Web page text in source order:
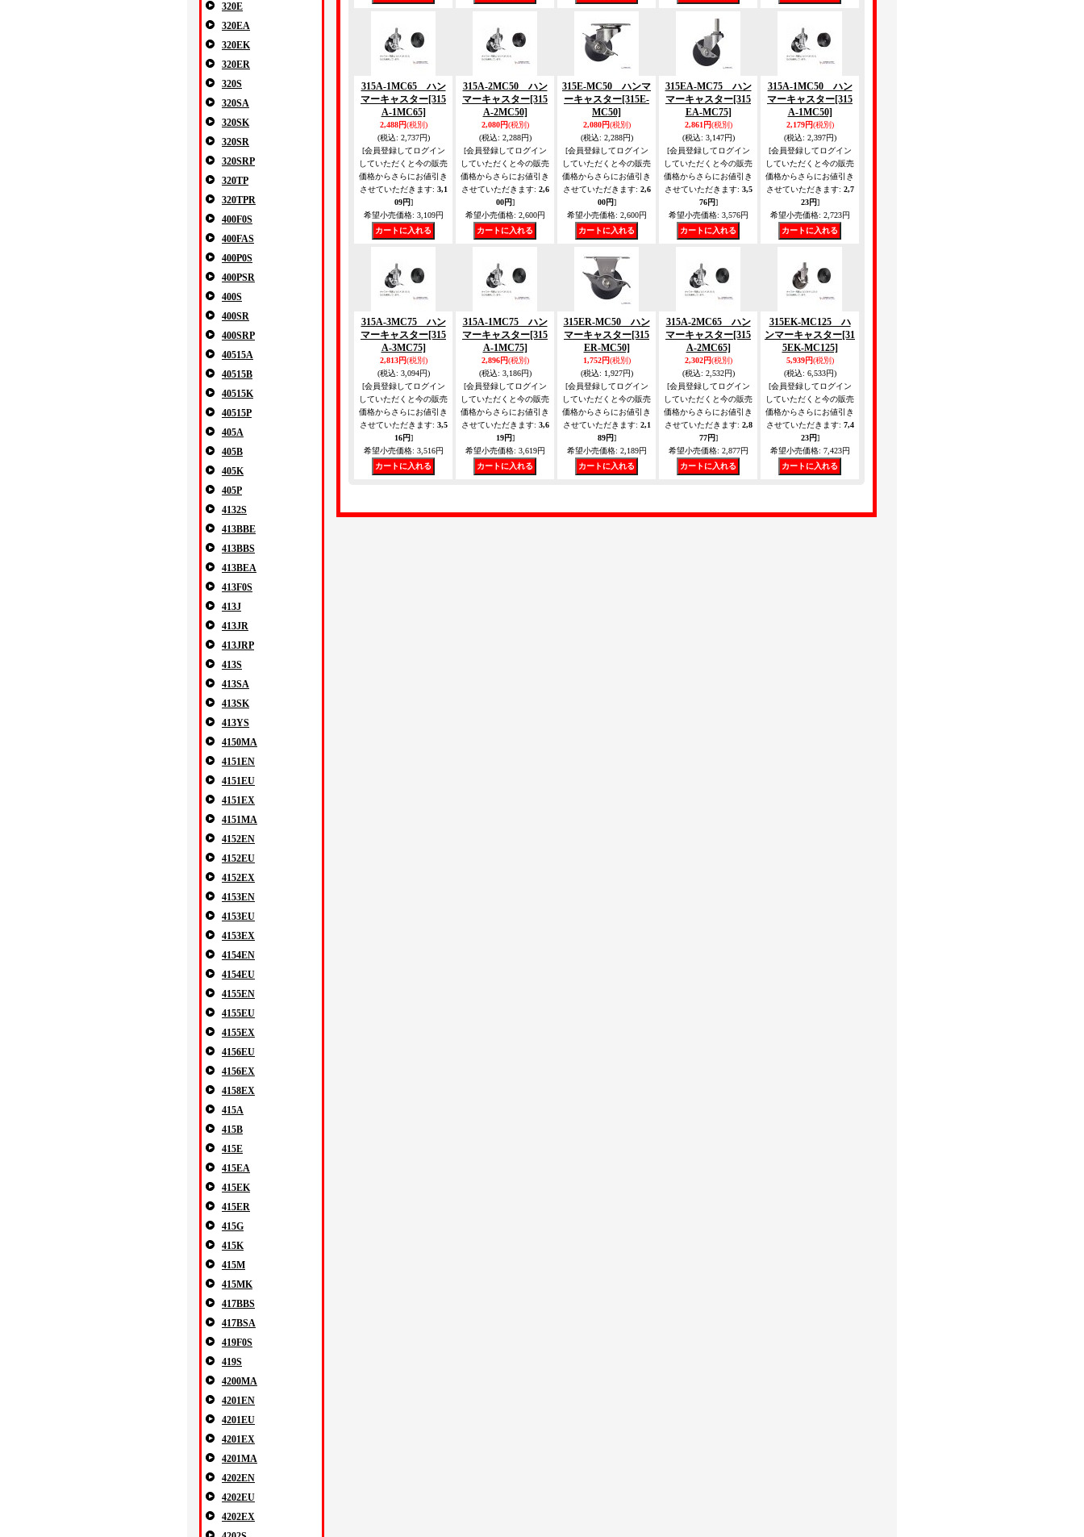
320E
320EA
320EK
320ER
320S
320SA
320SK
320SR
320SRP
320TP
320TPR
400F0S
400FAS
400P0S
400PSR
400S
400SR
400SRP
40515A
40515B
40515K
40515P
405A
405B
405K
405P
4132S
413BBE
413BBS
413BEA
413F0S
413J
413JR
413JRP
413S
413SA
413SK
413YS
4150MA
4151EN
4151EU
4151EX
4151MA
4152EN
4152EU
4152EX
4153EN
4153EU
4153EX
4154EN
4154EU
4155EN
4155EU
4155EX
4156EU
4156EX
4158EX
415A
415B
415E
415EA
415EK
415ER
415G
415K
415M
415MK
417BBS
417BSA
419F0S
419S
4200MA
4201EN
4201EU
4201EX
4201MA
4202EN
4202EU
4202EX
315A-1MC65 ハン
マーキャスター[315
A-1MC65]
2,488円(税別)
(税込: 2,737円)
[会員登録してログイン
していただくと今の販売
価格からさらにお値引き
させていただきます: 3,1
09円]
希望小売価格: 3,109円
315A-2MC50 ハン
マーキャスター[315
A-2MC50]
2,080円(税別)
(税込: 2,288円)
[会員登録してログイン
していただくと今の販売
価格からさらにお値引き
させていただきます: 2,6
00円]
希望小売価格: 2,600円
315E-MC50 ハンマ
ーキャスター[315E-
MC50]
2,080円(税別)
(税込: 2,288円)
[会員登録してログイン
していただくと今の販売
価格からさらにお値引き
させていただきます: 2,6
00円]
希望小売価格: 2,600円
315EA-MC75 ハン
マーキャスター[315
EA-MC75]
2,861円(税別)
(税込: 3,147円)
[会員登録してログイン
していただくと今の販売
価格からさらにお値引き
させていただきます: 3,5
76円]
希望小売価格: 3,576円
315A-1MC50 ハン
マーキャスター[315
A-1MC50]
2,179円(税別)
(税込: 2,397円)
[会員登録してログイン
していただくと今の販売
価格からさらにお値引き
させていただきます: 2,7
23円]
希望小売価格: 2,723円
315A-3MC75 ハン
マーキャスター[315
A-3MC75]
2,813円(税別)
(税込: 3,094円)
[会員登録してログイン
していただくと今の販売
価格からさらにお値引き
させていただきます: 3,5
16円]
希望小売価格: 3,516円
315A-1MC75 ハン
マーキャスター[315
A-1MC75]
2,896円(税別)
(税込: 3,186円)
[会員登録してログイン
していただくと今の販売
価格からさらにお値引き
させていただきます: 3,6
19円]
希望小売価格: 3,619円
315ER-MC50 ハン
マーキャスター[315
ER-MC50]
1,752円(税別)
(税込: 1,927円)
[会員登録してログイン
していただくと今の販売
価格からさらにお値引き
させていただきます: 2,1
89円]
希望小売価格: 2,189円
315A-2MC65 ハン
マーキャスター[315
A-2MC65]
2,302円(税別)
(税込: 2,532円)
[会員登録してログイン
していただくと今の販売
価格からさらにお値引き
させていただきます: 2,8
77円]
希望小売価格: 2,877円
315EK-MC125 ハ
ンマーキャスター[31
5EK-MC125]
5,939円(税別)
(税込: 6,533円)
[会員登録してログイン
していただくと今の販売
価格からさらにお値引き
させていただきます: 7,4
23円]
希望小売価格: 7,423円